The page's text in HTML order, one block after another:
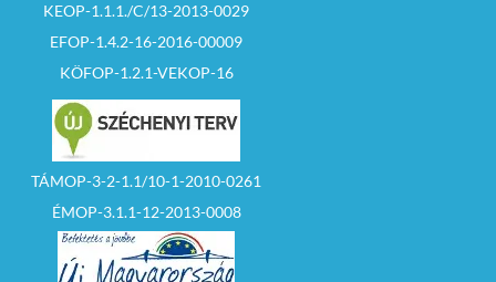
KEOP-1.1.1./C/13-2013-0029
EFOP-1.4.2-16-2016-00009
KÖFOP-1.2.1-VEKOP-16
TÁMOP-3-2-1.1/10-1-2010-0261
ÉMOP-3.1.1-12-2013-0008